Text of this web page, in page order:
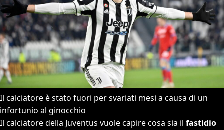
Il calciatore è stato fuori per svariati mesi a causa di un
infortunio al ginocchio
Il calciatore della Juventus vuole capire cosa sia il fastidio